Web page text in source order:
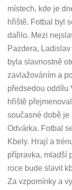
místech, kde je
hřiště. Fotbal byl
dařilo. Mezi
Pazdera,
byla slavnostně
zavlažováním a
předsedou oddílu
hřiště
současné době je
Odvárka. Fotbal
Kbely. Hrají a
přípravka, mladší
roce bude slavit
Za vzpomínky a